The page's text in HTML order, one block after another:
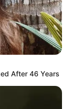
After 46 Years